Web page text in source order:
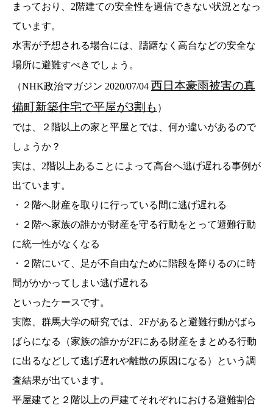
まっており、2階建ての安全性を過信できない状況となっ
ています。
水害が予想される場合には、躊躇なく高台などの安全な
場所に避難すべきでしょう。
（NHK政治マガジン 2020/07/04 西日本豪雨被害の真
備町新築住宅で平屋が3割も ）
では、２階以上の家と平屋とでは、何か違いがあるので
しょうか？
実は、2階以上あることによって高台へ逃げ遅れる事例が
出ています。
・２階へ財産を取りに行っている間に逃げ遅れる
・２階へ家族の誰かが財産を守る行動をとって避難行動
に統一性がなくなる
・２階にいて、足が不自由なために階段を降りるのに時
間がかかってしまい逃げ遅れる
といったケースです。
実際、群馬大学の研究では、2Fがあると避難行動がばら
ばらになる（家族の誰かが2Fにある財産をまとめる行動
に出るなどして逃げ遅れや離散の原因になる）という調
査結果が出ています。
平屋建てと２階以上の戸建てそれぞれにおける避難割合